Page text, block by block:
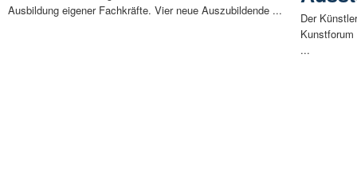
Ausbildung eigener Fachkräfte. Vier neue Auszubildende ...
Der
...